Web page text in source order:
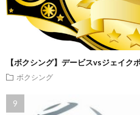
【ボクシング】デービスvsジェイク
ボクシング